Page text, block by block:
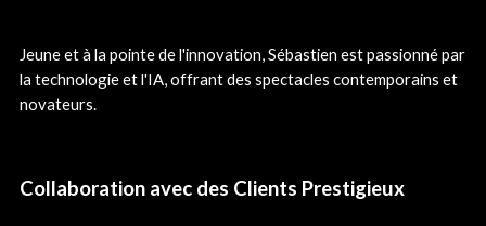
Jeune et à la pointe de l'innovation, Sébastien est passionné par
la technologie et l'IA, offrant des spectacles contemporains et
novateurs.
Collaboration avec des Clients Prestigieux